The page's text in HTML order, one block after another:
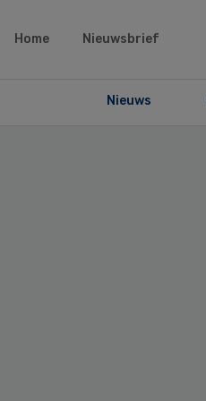
Home Nieuwsbrief
Nieuws